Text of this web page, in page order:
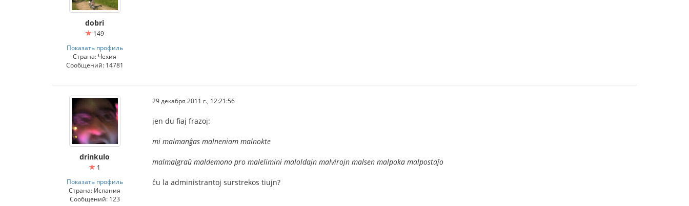
dobri
149
Показать профиль
Страна: Чехия
Сообщений: 14781
drinkulo
1
Показать профиль
Страна: Испания
Сообщений: 123
29 декабря 2011 г., 12:21:56
jen du fiaj frazoj:
mi malmanĝas malneniam malnokte
malmalgraŭ maldemono pro malelimini maloldajn malvirojn malsen malpoka malpostaĵo
ĉu la administrantoj surstrekos tiujn?